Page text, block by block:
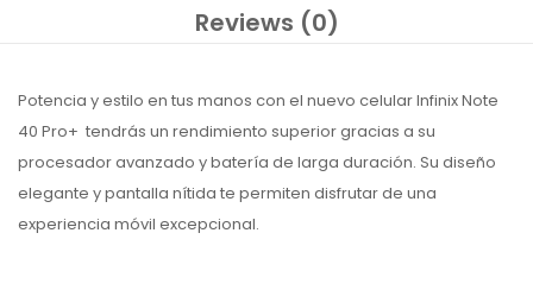
Reviews (0)
Potencia y estilo en tus manos con el nuevo celular Infinix Note
40 Pro+ tendrás un rendimiento superior gracias a su
procesador avanzado y batería de larga duración. Su diseño
elegante y pantalla nítida te permiten disfrutar de una
experiencia móvil excepcional.